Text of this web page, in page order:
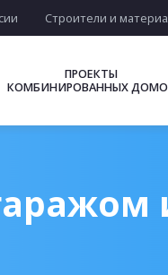
Строители и
ПРОЕКТЫ
КОМБИНИРОВАННЫХ